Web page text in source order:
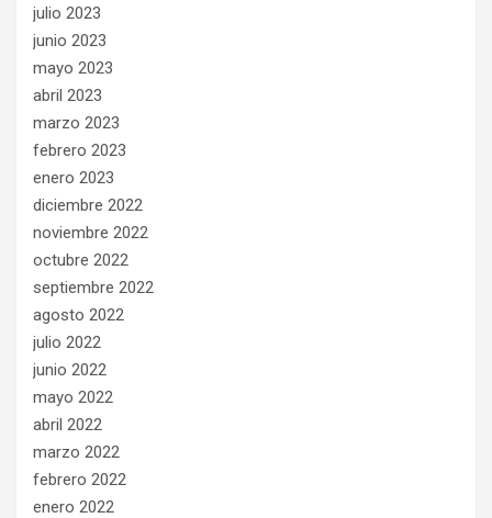
julio 2023
junio 2023
mayo 2023
abril 2023
marzo 2023
febrero 2023
enero 2023
diciembre 2022
noviembre 2022
octubre 2022
septiembre 2022
agosto 2022
julio 2022
junio 2022
mayo 2022
abril 2022
marzo 2022
febrero 2022
enero 2022